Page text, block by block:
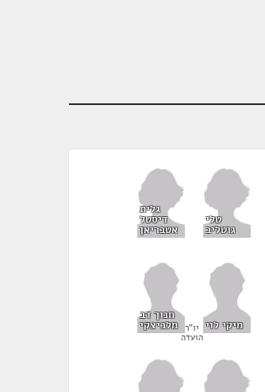
טלי
גוטליב
גלית
דיסטל
אטבריאן
מיקי לוי יו"ר
הועדה
חנוך דב
מלביצקי